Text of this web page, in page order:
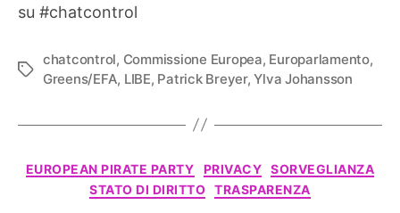
su #chatcontrol
Tag
chatcontrol, Commissione Europea, Europarlamento,
Greens/EFA, LIBE, Patrick Breyer,Ylva Johansson
Categorie
EUROPEAN PIRATE PARTY PRIVACY SORVEGLIANZA
STATO DI DIRITTO
TRASPARENZA